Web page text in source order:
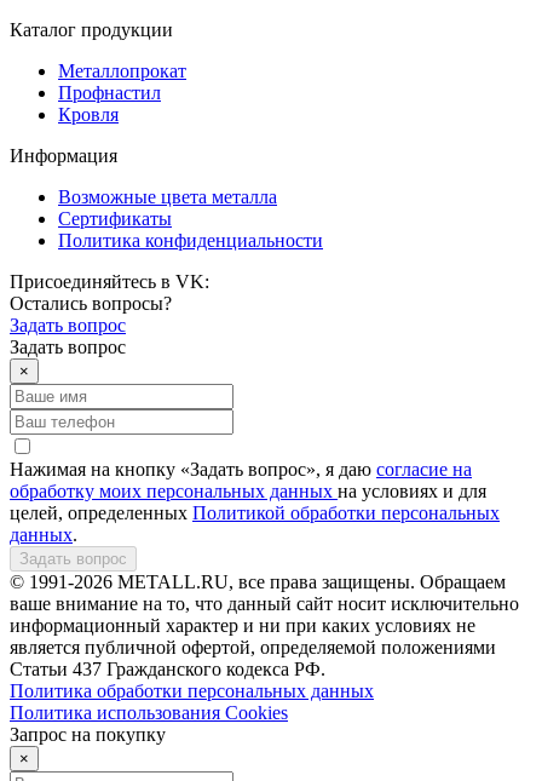
Каталог продукции
Металлопрокат
Профнастил
Кровля
Информация
Возможные цвета металла
Сертификаты
Политика конфиденциальности
Присоединяйтесь в VK:
Остались вопросы?
Задать вопрос
Задать вопрос
×
Нажимая на кнопку «Задать вопрос», я даю согласие на
обработку моих персональных данных на условиях и для
целей, определенных Политикой обработки персональных
данных.
Задать вопрос
© 1991-2026 METALL.RU, все права защищены. Обращаем
ваше внимание на то, что данный сайт носит исключительно
информационный характер и ни при каких условиях не
является публичной офертой, определяемой положениями
Статьи 437 Гражданского кодекса РФ.
Политика обработки персональных данных
Политика использования Сookies
Запрос на покупку
×